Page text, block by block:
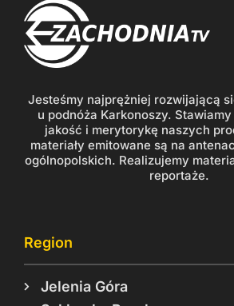
Jesteśmy najprężniej rozwijającą
u podnóża Karkonoszy.
jakość i merytorykę naszych
materiały emitowane są na
ogólnopolskich. Realizujemy
reportaże.
Region
Jelenia Góra